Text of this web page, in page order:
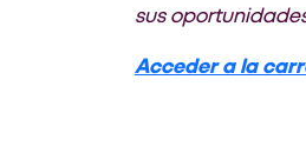
sus
Acceder a la